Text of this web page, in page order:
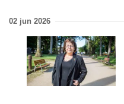
02 jun 2026